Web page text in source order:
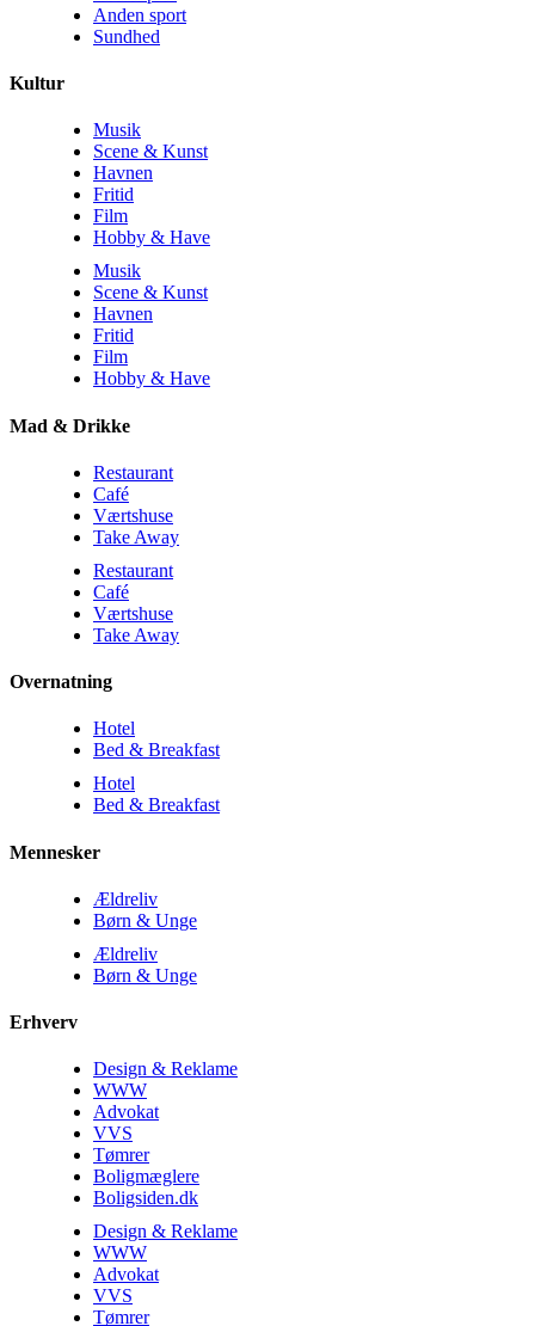
Anden sport
Sundhed
Kultur
Musik
Scene & Kunst
Havnen
Fritid
Film
Hobby & Have
Musik
Scene & Kunst
Havnen
Fritid
Film
Hobby & Have
Mad & Drikke
Restaurant
Café
Værtshuse
Take Away
Restaurant
Café
Værtshuse
Take Away
Overnatning
Hotel
Bed & Breakfast
Hotel
Bed & Breakfast
Mennesker
Ældreliv
Børn & Unge
Ældreliv
Børn & Unge
Erhverv
Design & Reklame
WWW
Advokat
VVS
Tømrer
Boligmæglere
Boligsiden.dk
Design & Reklame
WWW
Advokat
VVS
Tømrer